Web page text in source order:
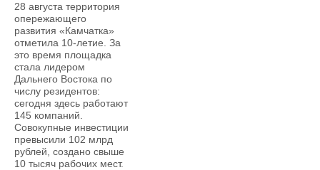
28 августа территория
опережающего
развития «Камчатка»
отметила 10-летие. За
это время площадка
стала лидером
Дальнего Востока по
числу резидентов:
сегодня здесь работают
145 компаний.
Совокупные инвестиции
превысили 102 млрд
рублей, создано свыше
10 тысяч рабочих мест.